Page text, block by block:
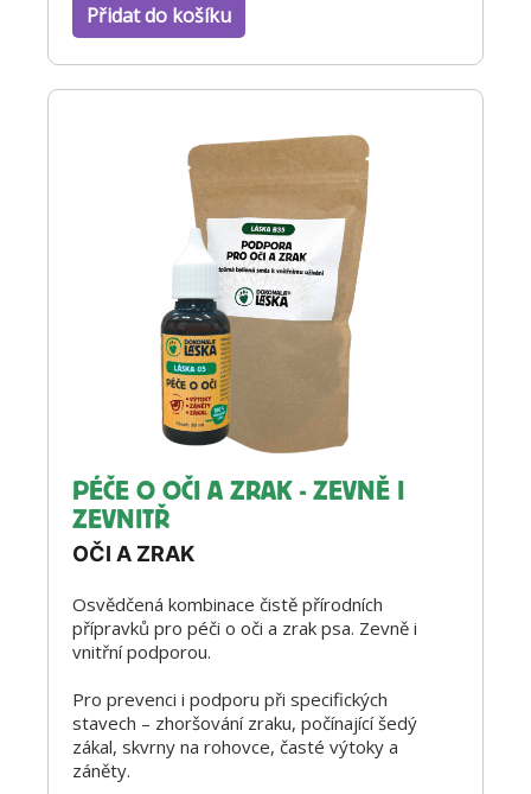
Přidat do košíku
PÉČE O OČI A ZRAK - ZEVNĚ I
ZEVNITŘ
OČI A ZRAK
Osvědčená kombinace čistě přírodních
přípravků pro péči o oči a zrak psa. Zevně i
vnitřní podporou.
Pro prevenci i podporu při specifických
stavech – zhoršování zraku, počínající šedý
zákal, skvrny na rohovce, časté výtoky a
záněty.